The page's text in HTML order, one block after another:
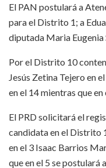
El PAN postulará a
para el Distrito 1; a
diputada Maria Eugenia
Por el Distrito 10
Jesús Zetina Tejero en
en el 14 mientras que
El PRD solicitará el
candidata en el Distrito
en el 3 Isaac Barrios
que en el 5 se postulará